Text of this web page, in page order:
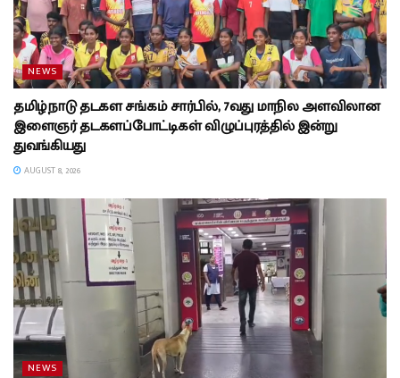
NEWS
தமிழ்நாடு தடகள சங்கம் சார்பில், 7வது மாநில அளவிலான
இளைஞர் தடகளப்போட்டிகள் விழுப்புரத்தில் இன்று
துவங்கியது
AUGUST 8, 2026
NEWS